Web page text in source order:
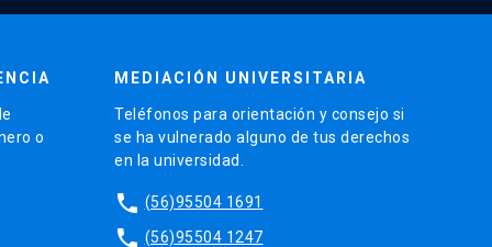
o
MEDIACIÓN UNIVERSITARIA
Teléfonos para orientación y consejo si
se ha vulnerado alguno de tus derechos
en la universidad.
phone (56)95504 1691
phone (56)95504 1247